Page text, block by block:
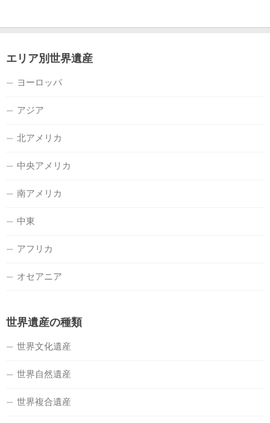
エリア別世界遺産
ヨーロッパ
アジア
北アメリカ
中央アメリカ
南アメリカ
中東
アフリカ
オセアニア
世界遺産の種類
世界文化遺産
世界自然遺産
世界複合遺産